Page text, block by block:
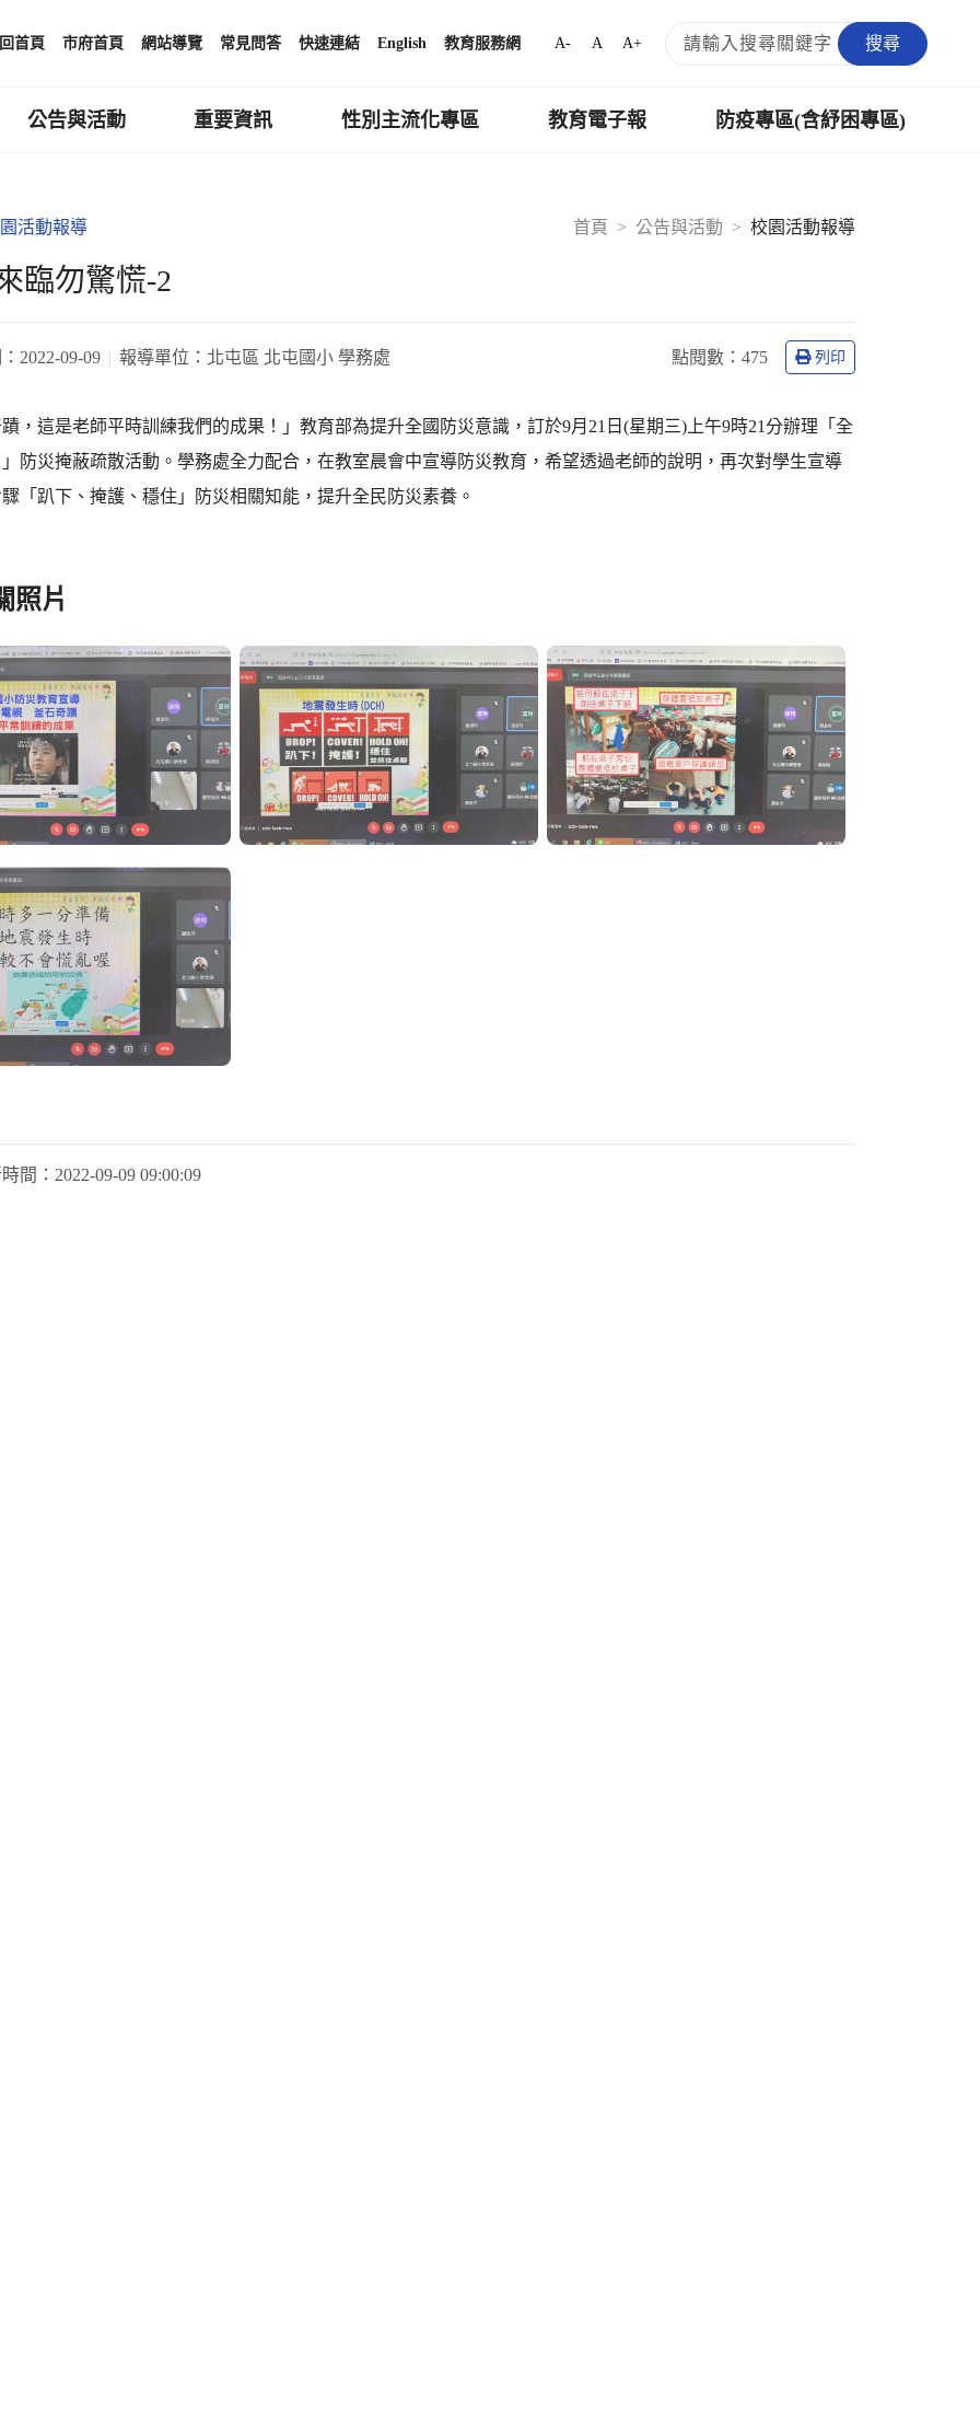
回首頁 市府首頁 網站導覽 常見問答 快速連結 English 教育服務網 A- A A+ 搜尋
公告與活動 重要資訊 性別主流化專區 教育電子報 防疫專區(含紓困專區)
首頁 公告與活動 校園活動報導
活動報導
臨勿驚慌-2
2022-09-09 報導單位： 北屯區 北屯國小 學務處 點閱數： 475 列印
，這是老師平時訓練我們的成果！」教育部為提升全國防災意識，訂於9月21日(星期三)上午9時21分辦理「全
防災掩蔽疏散活動。學務處全力配合，在教室晨會中宣導防災教育，希望透過老師的說明，再次對學生宣導
「趴下、掩護、穩住」防災相關知能，提升全民防災素養。
照片
間： 2022-09-09 09:00:09